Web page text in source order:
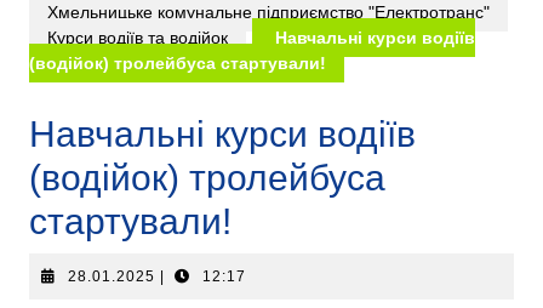
Хмельницьке комунальне підприємство "Електротранс"
Курси водіїв та водійок
Навчальні курси водіїв
(водійок) тролейбуса стартували!
Навчальні курси водіїв
(водійок) тролейбуса
стартували!
28.01.2025 | 12:17